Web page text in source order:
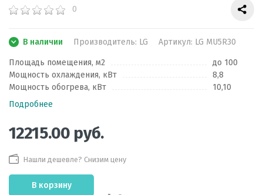
0
В наличии Производитель: LG Артикул: LG MU5R30
Площадь помещения, м2
до 100
Мощность охлаждения, кВт
8,8
Мощность обогрева, кВт
10,10
Подробнее
12215.00 руб.
Нашли дешевле? Снизим цену
В корзину